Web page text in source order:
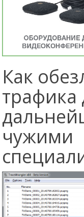
Как
трафика
чужими